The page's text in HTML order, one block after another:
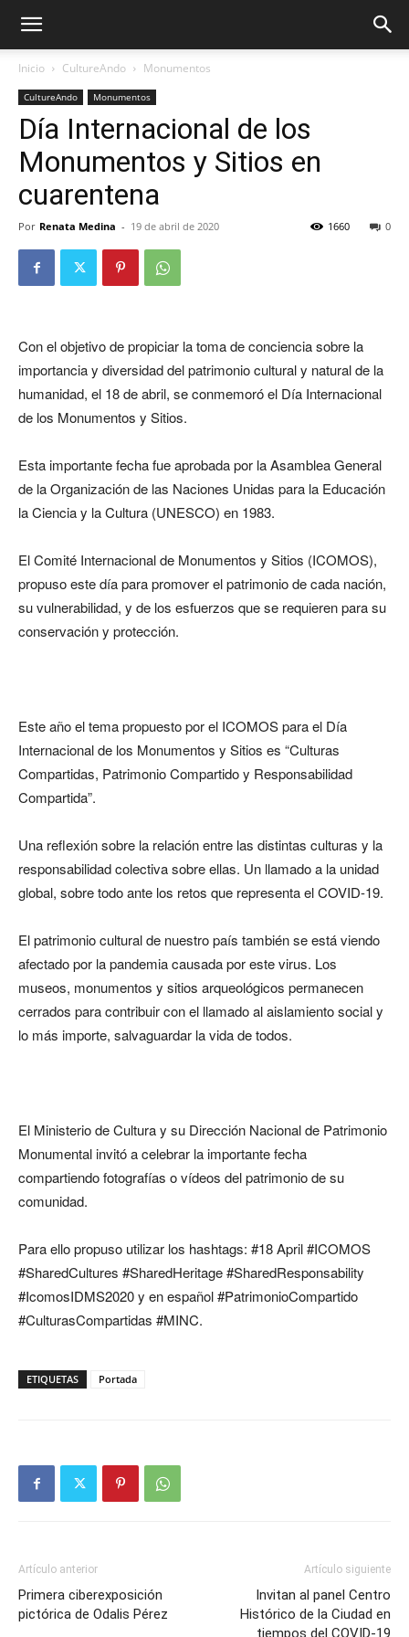
Inicio CultureAndo Monumentos
CultureAndo Monumentos
Día Internacional de los
Monumentos y Sitios en
cuarentena
Por Renata Medina - 19 de abril de 2020 0
1660
Con el objetivo de propiciar la toma de conciencia sobre la
importancia y diversidad del patrimonio cultural y natural de la
humanidad, el 18 de abril, se conmemoró el Día Internacional
de los Monumentos y Sitios.
Esta importante fecha fue aprobada por la Asamblea General
de la Organización de las Naciones Unidas para la Educación
la Ciencia y la Cultura (UNESCO) en 1983.
El Comité Internacional de Monumentos y Sitios (ICOMOS),
propuso este día para promover el patrimonio de cada nación,
su vulnerabilidad, y de los esfuerzos que se requieren para su
conservación y protección.
Este año el tema propuesto por el ICOMOS para el Día
Internacional de los Monumentos y Sitios es “Culturas
Compartidas, Patrimonio Compartido y Responsabilidad
Compartida”.
Una reflexión sobre la relación entre las distintas culturas y la
responsabilidad colectiva sobre ellas. Un llamado a la unidad
global, sobre todo ante los retos que representa el COVID-19.
El patrimonio cultural de nuestro país también se está viendo
afectado por la pandemia causada por este virus. Los
museos, monumentos y sitios arqueológicos permanecen
cerrados para contribuir con el llamado al aislamiento social y
lo más importe, salvaguardar la vida de todos.
El Ministerio de Cultura y su Dirección Nacional de Patrimonio
Monumental invitó a celebrar la importante fecha
compartiendo fotografías o vídeos del patrimonio de su
comunidad.
Para ello propuso utilizar los hashtags: #18 April #ICOMOS
#SharedCultures #SharedHeritage #SharedResponsability
#IcomosIDMS2020 y en español #PatrimonioCompartido
#CulturasCompartidas #MINC.
ETIQUETAS Portada
Artículo anterior
Primera ciberexposición
pictórica de Odalis Pérez
Artículo siguiente
Invitan al panel Centro
Histórico de la Ciudad en
tiempos del COVID-19